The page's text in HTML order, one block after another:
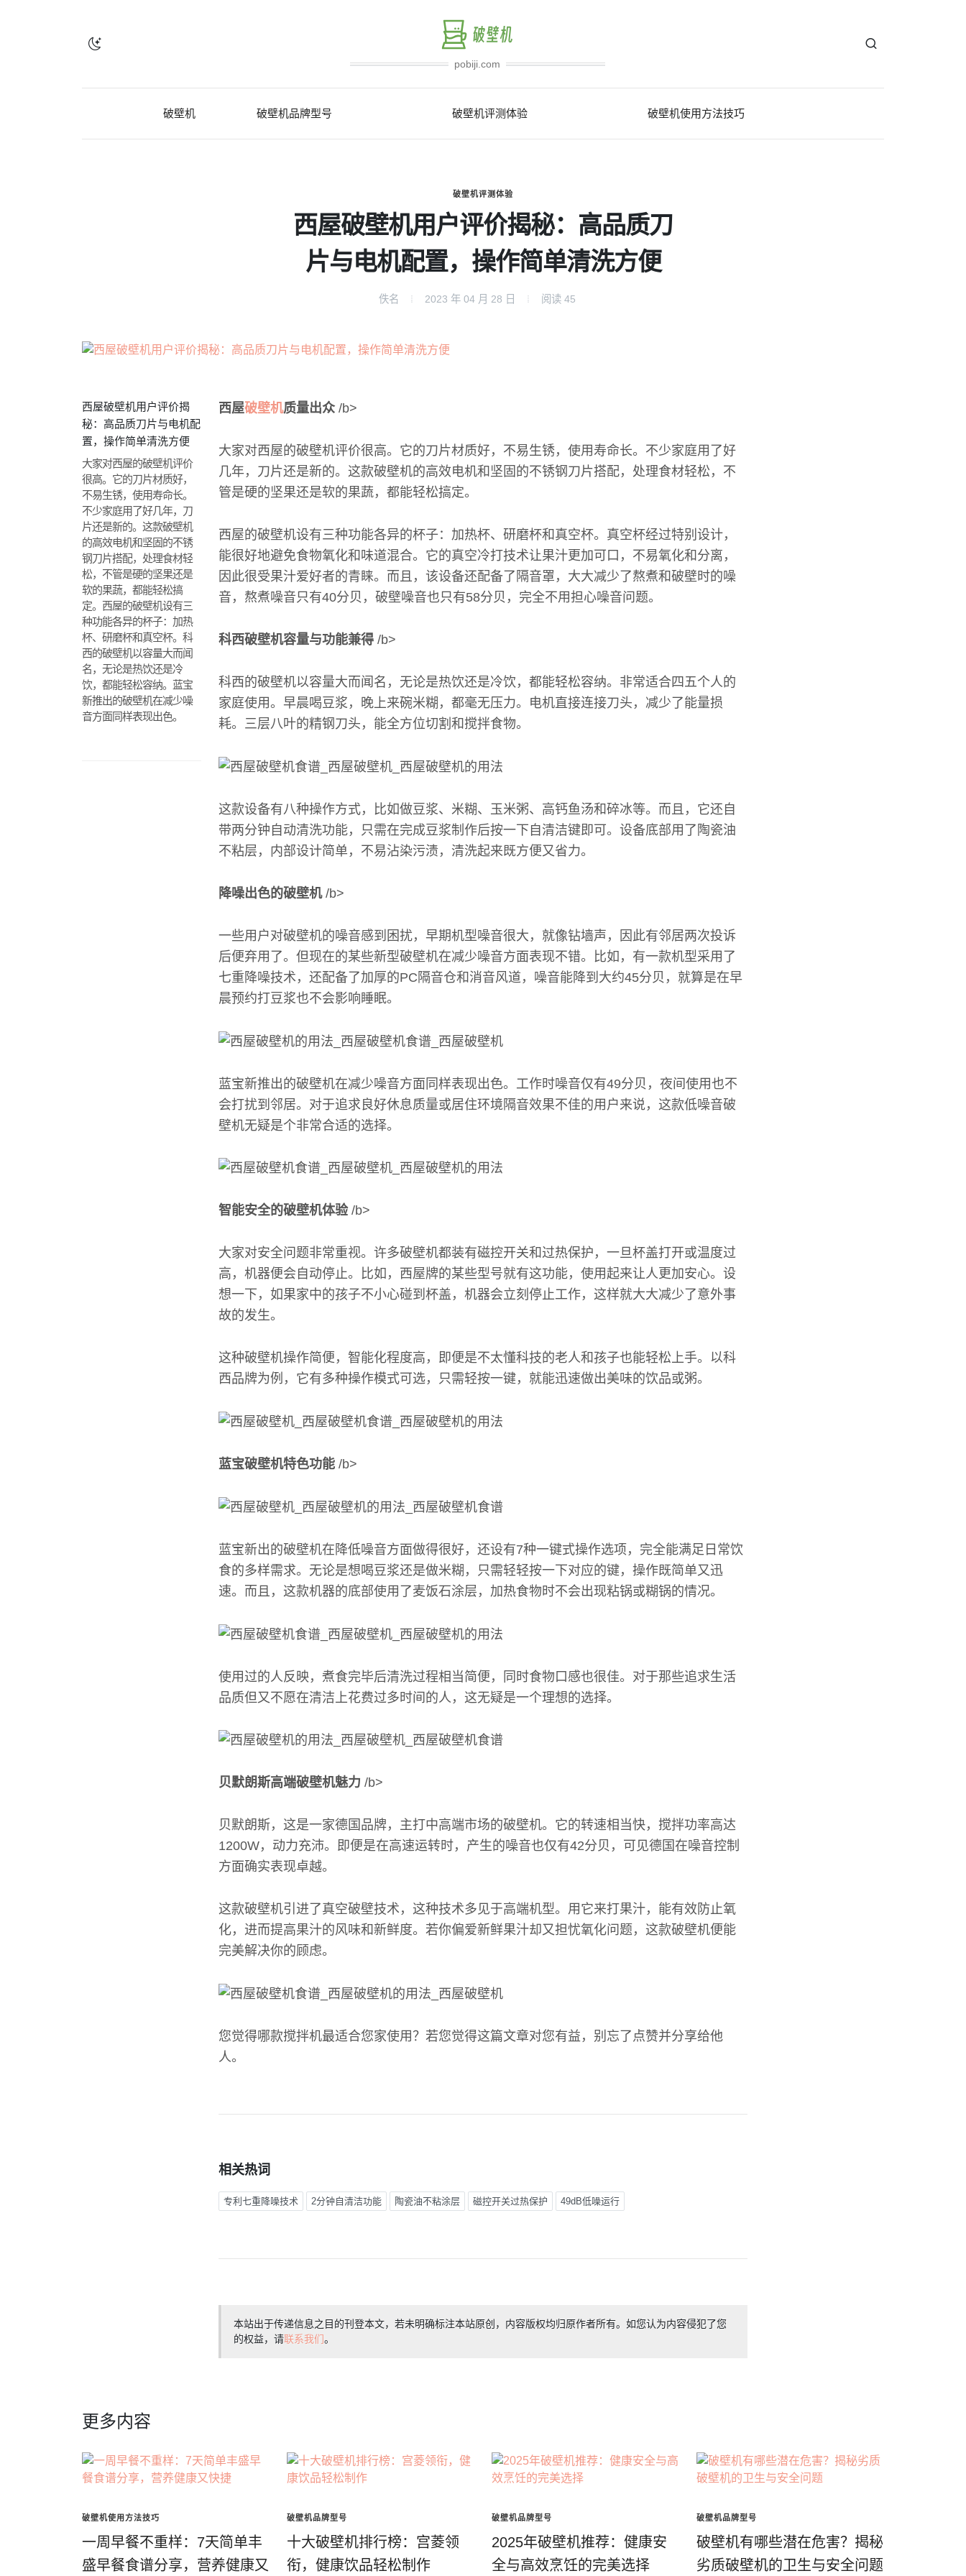
pobiji.com
破壁机 破壁机品牌型号 破壁机评测体验 破壁机使用方法技巧
破壁机评测体验
西屋破壁机用户评价揭秘：高品质刀
片与电机配置，操作简单清洗方便
佚名 2023 年 04 月 28 日 阅读 45
西屋破壁机用户评价揭
秘：高品质刀片与电机配
置，操作简单清洗方便
大家对西屋的破壁机评价
很高。它的刀片材质好，
不易生锈，使用寿命长。
不少家庭用了好几年，刀
片还是新的。这款破壁机
的高效电机和坚固的不锈
钢刀片搭配，处理食材轻
松，不管是硬的坚果还是
软的果蔬，都能轻松搞
定。西屋的破壁机设有三
种功能各异的杯子：加热
杯、研磨杯和真空杯。科
西的破壁机以容量大而闻
名，无论是热饮还是冷
饮，都能轻松容纳。蓝宝
新推出的破壁机在减少噪
音方面同样表现出色。
西屋破壁机质量出众 /b>
大家对西屋的破壁机评价很高。它的刀片材质好，不易生锈，使用寿命长。不少家庭用了好
几年，刀片还是新的。这款破壁机的高效电机和坚固的不锈钢刀片搭配，处理食材轻松，不
管是硬的坚果还是软的果蔬，都能轻松搞定。
西屋的破壁机设有三种功能各异的杯子：加热杯、研磨杯和真空杯。真空杯经过特别设计，
能很好地避免食物氧化和味道混合。它的真空冷打技术让果汁更加可口，不易氧化和分离，
因此很受果汁爱好者的青睐。而且，该设备还配备了隔音罩，大大减少了熬煮和破壁时的噪
音，熬煮噪音只有40分贝，破壁噪音也只有58分贝，完全不用担心噪音问题。
科西破壁机容量与功能兼得 /b>
科西的破壁机以容量大而闻名，无论是热饮还是冷饮，都能轻松容纳。非常适合四五个人的
家庭使用。早晨喝豆浆，晚上来碗米糊，都毫无压力。电机直接连接刀头，减少了能量损
耗。三层八叶的精钢刀头，能全方位切割和搅拌食物。
这款设备有八种操作方式，比如做豆浆、米糊、玉米粥、高钙鱼汤和碎冰等。而且，它还自
带两分钟自动清洗功能，只需在完成豆浆制作后按一下自清洁键即可。设备底部用了陶瓷油
不粘层，内部设计简单，不易沾染污渍，清洗起来既方便又省力。
降噪出色的破壁机/b>
一些用户对破壁机的噪音感到困扰，早期机型噪音很大，就像钻墙声，因此有邻居两次投诉
后便弃用了。但现在的某些新型破壁机在减少噪音方面表现不错。比如，有一款机型采用了
七重降噪技术，还配备了加厚的PC隔音仓和消音风道，噪音能降到大约45分贝，就算是在早
晨预约打豆浆也不会影响睡眠。
蓝宝新推出的破壁机在减少噪音方面同样表现出色。工作时噪音仅有49分贝，夜间使用也不
会打扰到邻居。对于追求良好休息质量或居住环境隔音效果不佳的用户来说，这款低噪音破
壁机无疑是个非常合适的选择。
智能安全的破壁机体验/b>
大家对安全问题非常重视。许多破壁机都装有磁控开关和过热保护，一旦杯盖打开或温度过
高，机器便会自动停止。比如，西屋牌的某些型号就有这功能，使用起来让人更加安心。设
想一下，如果家中的孩子不小心碰到杯盖，机器会立刻停止工作，这样就大大减少了意外事
故的发生。
这种破壁机操作简便，智能化程度高，即便是不太懂科技的老人和孩子也能轻松上手。以科
西品牌为例，它有多种操作模式可选，只需轻按一键，就能迅速做出美味的饮品或粥。
蓝宝破壁机特色功能 /b>
蓝宝新出的破壁机在降低噪音方面做得很好，还设有7种一键式操作选项，完全能满足日常饮
食的多样需求。无论是想喝豆浆还是做米糊，只需轻轻按一下对应的键，操作既简单又迅
速。而且，这款机器的底部使用了麦饭石涂层，加热食物时不会出现粘锅或糊锅的情况。
使用过的人反映，煮食完毕后清洗过程相当简便，同时食物口感也很佳。对于那些追求生活
品质但又不愿在清洁上花费过多时间的人，这无疑是一个理想的选择。
贝默朗斯高端破壁机魅力 /b>
贝默朗斯，这是一家德国品牌，主打中高端市场的破壁机。它的转速相当快，搅拌功率高达
1200W，动力充沛。即便是在高速运转时，产生的噪音也仅有42分贝，可见德国在噪音控制
方面确实表现卓越。
这款破壁机引进了真空破壁技术，这种技术多见于高端机型。用它来打果汁，能有效防止氧
化，进而提高果汁的风味和新鲜度。若你偏爱新鲜果汁却又担忧氧化问题，这款破壁机便能
完美解决你的顾虑。
您觉得哪款搅拌机最适合您家使用？若您觉得这篇文章对您有益，别忘了点赞并分享给他
人。
相关热词
专利七重降噪技术 2分钟自清洁功能 陶瓷油不粘涂层 磁控开关过热保护 49dB低噪运行
本站出于传递信息之目的刊登本文，若未明确标注本站原创，内容版权均归原作者所有。如您认为内容侵犯了您
的权益，请联系我们。
更多内容
破壁机使用方法技巧
一周早餐不重样：7天简单丰
盛早餐食谱分享，营养健康又
破壁机品牌型号
十大破壁机排行榜：宫菱领
衔，健康饮品轻松制作
破壁机品牌型号
2025年破壁机推荐：健康安
全与高效烹饪的完美选择
破壁机品牌型号
破壁机有哪些潜在危害？揭秘
劣质破壁机的卫生与安全问题